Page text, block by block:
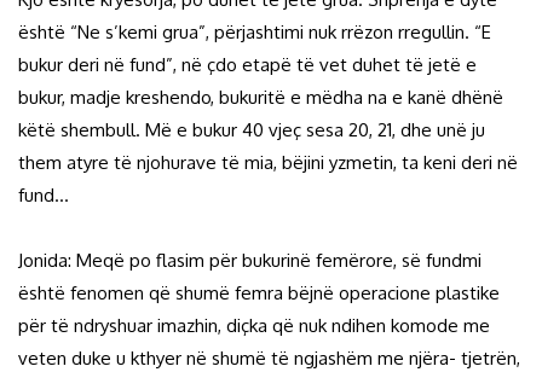
është “Ne s’kemi grua”, përjashtimi nuk rrëzon rregullin. “E
bukur deri në fund”, në çdo etapë të vet duhet të jetë e
bukur, madje kreshendo, bukuritë e mëdha na e kanë dhënë
këtë shembull. Më e bukur 40 vjeç sesa 20, 21, dhe unë ju
them atyre të njohurave të mia, bëjini yzmetin, ta keni deri në
fund…
Jonida: Meqë po flasim për bukurinë femërore, së fundmi
është fenomen që shumë femra bëjnë operacione plastike
për të ndryshuar imazhin, diçka që nuk ndihen komode me
veten duke u kthyer në shumë të ngjashëm me njëra- tjetrën,